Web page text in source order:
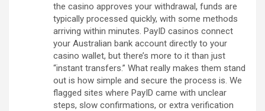
the casino approves your withdrawal, funds are
typically processed quickly, with some methods
arriving within minutes. PayID casinos connect
your Australian bank account directly to your
casino wallet, but there’s more to it than just
“instant transfers.” What really makes them stand
out is how simple and secure the process is. We
flagged sites where PayID came with unclear
steps, slow confirmations, or extra verification